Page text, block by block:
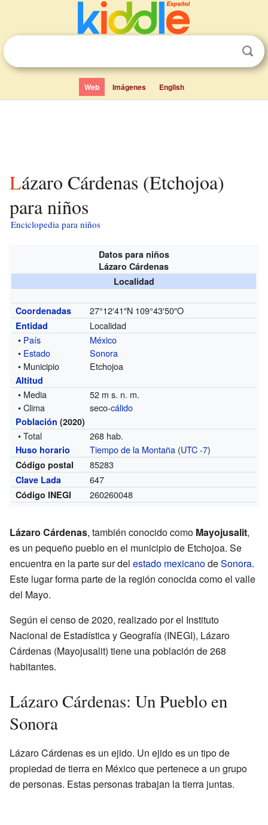
Web Imágenes English
Lázaro Cárdenas (Etchojoa)
para niños
Enciclopedia para niños
Datos para niños
Lázaro Cárdenas
Localidad
Coordenadas 27°12′41″N 109°43′50″O
Entidad
Localidad
• País
México
• Estado
Sonora
• Municipio
Etchojoa
Altitud
• Media
52 m s. n. m.
• Clima
seco-cálido
Población (2020)
• Total 268 hab.
Huso horario Tiempo de la Montaña (UTC -7)
Código postal 85283
Clave Lada 647
Código INEGI 260260048
Lázaro Cárdenas, también conocido como Mayojusalit,
es un pequeño pueblo en el municipio de Etchojoa. Se
encuentra en la parte sur del estado mexicanodeSonora.
Este lugar forma parte de la región conocida como el valle
del Mayo.
Según el censo de 2020, realizado por el Instituto
Nacional de Estadística y Geografía (INEGI), Lázaro
Cárdenas (Mayojusalit) tiene una población de 268
habitantes.
Lázaro Cárdenas: Un Pueblo en
Sonora
Lázaro Cárdenas es un ejido. Un ejido es un tipo de
propiedad de tierra en México que pertenece a un grupo
de personas. Estas personas trabajan la tierra juntas.